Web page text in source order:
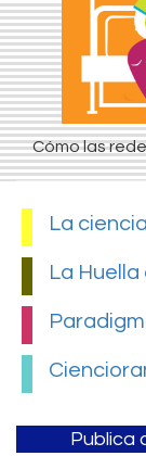
Cómo las
La
La
Publica